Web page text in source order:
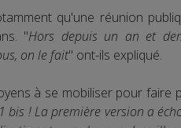
qu'une réunion
"Hors depuis un an et
on le fait" ont-ils expliqué.
à se mobiliser pour faire
bis ! La première version a